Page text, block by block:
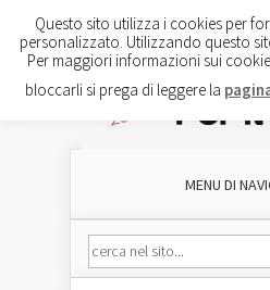
MENU DI
Questo sito utilizza i cookies per
personalizzato. Utilizzando questo
Per maggiori informazioni sui
bloccarli si prega di leggere la